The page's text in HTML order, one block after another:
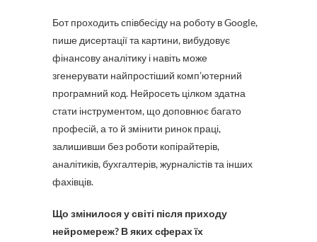
Бот проходить співбесіду на роботу в Google,
пише дисертації та картини, вибудовує
фінансову аналітику і навіть може
згенерувати найпростіший комп’ютерний
програмний код. Нейросеть цілком здатна
стати інструментом, що доповнює багато
професій, а то й змінити ринок праці,
залишивши без роботи копірайтерів,
аналітиків, бухгалтерів, журналістів та інших
фахівців.
Що змінилося у світі після приходу
нейромереж? В яких сферах їх